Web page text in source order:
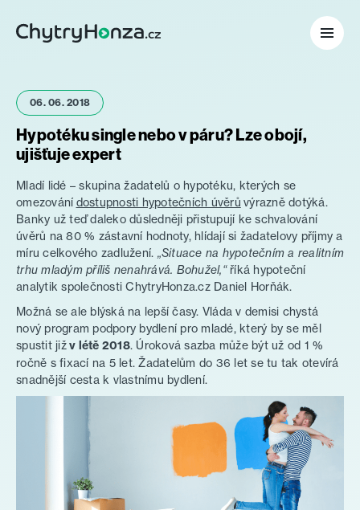
Pojištění
Hypotéka
Investice
Penze
Blog
O nás
Pro klienty
Pro poradce
06. 06. 2018
Hypotéku single nebo v páru? Lze obojí,
ujišťuje expert
Mladí lidé – skupina žadatelů o hypotéku, kterých se
omezování dostupnosti hypotečních úvěrů výrazně dotýká.
Banky už teď daleko důsledněji přistupují ke schvalování
úvěrů na 80 % zástavní hodnoty, hlídají si žadatelovy příjmy a
míru celkového zadlužení. „Situace na hypotečním a realitním
trhu mladým příliš nenahrává. Bohužel,“ říká hypoteční
analytik společnosti ChytryHonza.cz Daniel Horňák.
Možná se ale blýská na lepší časy. Vláda v demisi chystá
nový program podpory bydlení pro mladé, který by se měl
spustit jižv létě 2018. Úroková sazba může být už od 1 %
ročně s fixací na 5 let. Žadatelům do 36 let se tu tak otevírá
snadnější cesta k vlastnímu bydlení.